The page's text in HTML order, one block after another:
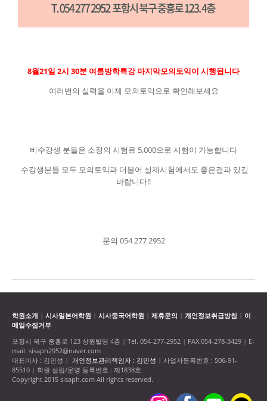
8월21일 2시 30분 여름방학특강 마지막모의토익이 시행됩니다
여러번의 실력을 이제 모의토익으로 확인해보세요
비수강생 분들은 소정의 시험료 5,000으로 시험이 가능합니다
수강생분들 모두 모의토익과 더불어 실제시험에서도 좋은결과 있길
바랍니다!!
문의 054 277 2952
학원소개 | 시사일본어학원 | 시사중국어학원 | 제휴문의 | 개인정보취급방침 | 이
메일수집거부
포항시 북구 중흥로 123 상원빌딩 4층 | Tel. 054-277-2952 | FAX.054-278-3429 | E-
mail. sisaph2952@naver.com
대표이사 : 김민성 | 개인정보관리책임자 : 김민성 | 사업자등록번호 : 506-91-
85510 | 학원 설립/운영 등록번호 : 제1838호
Copyright 2015 sisaph.com All rights reserved.